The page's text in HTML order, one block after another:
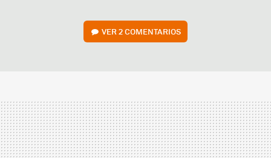
VER2 COMENTARIOS